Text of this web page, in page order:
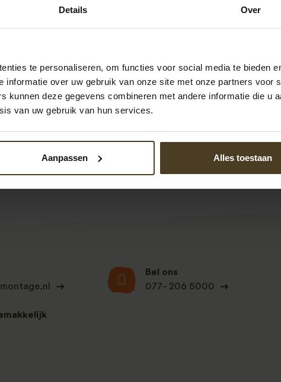
Details Over
te personaliseren, om functies voor social media te bieden
informatie over uw gebruik van onze site met onze partners voor
kunnen deze gegevens combineren met andere informatie die u
van uw gebruik van hun services.
Aanpassen Alles toestaan
en omgeving. Bovendien krijgt u 10 jaar garantie en werken we
goede prijs/kwaliteit verhouding. Meer weten? Neem
5000 of viainfo@pvanhoekmontage.nl
Bel ons
077- 206 5000